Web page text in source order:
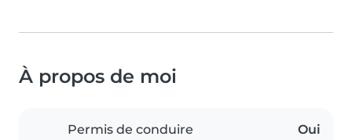
À propos de moi
Permis de conduire Oui